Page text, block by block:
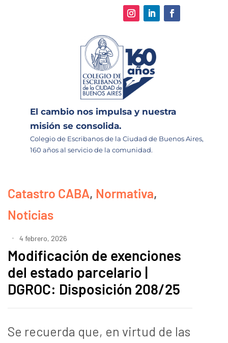
El cambio nos impulsa y nuestra
misión se consolida.
Colegio de Escribanos de la Ciudad de Buenos Aires,
160 años al servicio de la comunidad.
Catastro CABA, Normativa,
Noticias
4 febrero, 2026
Modificación de exenciones
del estado parcelario |
DGROC: Disposición 208/25
Se recuerda que, en virtud de las